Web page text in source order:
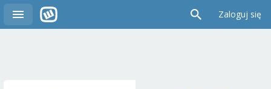
Zaloguj się